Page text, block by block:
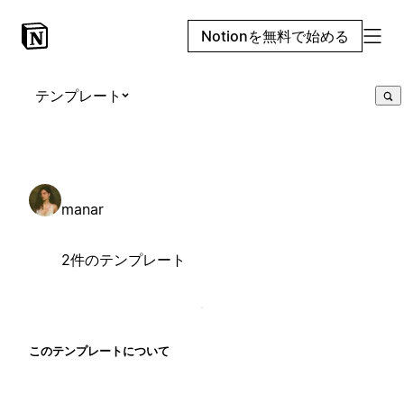
Notionを無料で始める
テンプレート
manar
2件のテンプレート
このテンプレートについて